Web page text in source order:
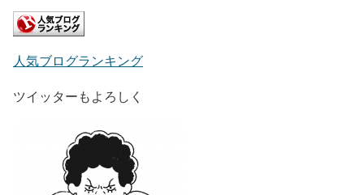
人気ブログランキング
ツイッターもよろしく